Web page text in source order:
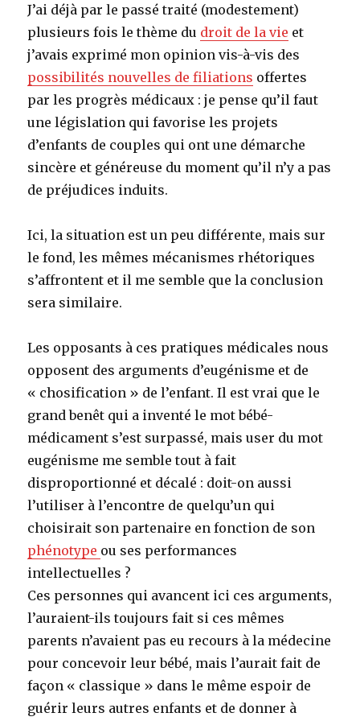
J’ai déjà par le passé traité (modestement)
plusieurs fois le thème du droit de la vie et
j’avais exprimé mon opinion vis-à-vis des
possibilités nouvelles de filiations offertes
par les progrès médicaux : je pense qu’il faut
une législation qui favorise les projets
d’enfants de couples qui ont une démarche
sincère et généreuse du moment qu’il n’y a pas
de préjudices induits.
Ici, la situation est un peu différente, mais sur
le fond, les mêmes mécanismes rhétoriques
s’affrontent et il me semble que la conclusion
sera similaire.
Les opposants à ces pratiques médicales nous
opposent des arguments d’eugénisme et de
« chosification » de l’enfant. Il est vrai que le
grand benêt qui a inventé le mot bébé-
médicament s’est surpassé, mais user du mot
eugénisme me semble tout à fait
disproportionné et décalé : doit-on aussi
l’utiliser à l’encontre de quelqu’un qui
choisirait son partenaire en fonction de son
phénotype ou ses performances
intellectuelles ?
Ces personnes qui avancent ici ces arguments,
l’auraient-ils toujours fait si ces mêmes
parents n’avaient pas eu recours à la médecine
pour concevoir leur bébé, mais l’aurait fait de
façon « classique » dans le même espoir de
guérir leurs autres enfants et de donner à